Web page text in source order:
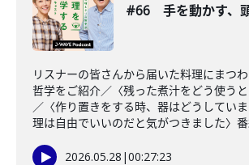
#66 手を動かす、
リスナーの皆さんから届いた料理にまつ
哲学をご紹介／〈残った煮汁をどう使うと
／〈作り置きをする時、器はどうしてい
理は自由でいいのだと気がつきました〉
2026.05.28 |00:27:23